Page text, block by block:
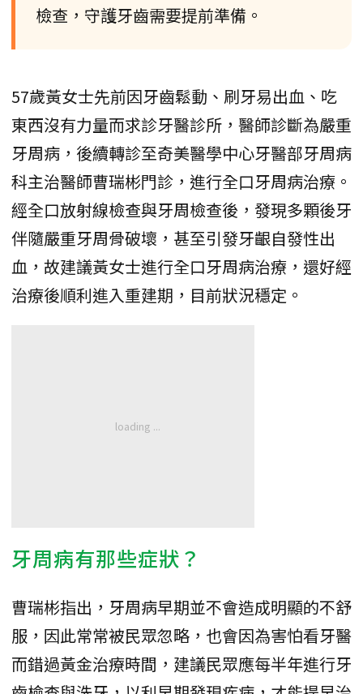
檢查，守護牙齒需要提前準備。
57歲黃女士先前因牙齒鬆動、刷牙易出血、吃
東西沒有力量而求診牙醫診所，醫師診斷為嚴重
牙周病，後續轉診至奇美醫學中心牙醫部牙周病
科主治醫師曹瑞彬門診，進行全口牙周病治療。
經全口放射線檢查與牙周檢查後，發現多顆後牙
伴隨嚴重牙周骨破壞，甚至引發牙齦自發性出
血，故建議黃女士進行全口牙周病治療，還好經
治療後順利進入重建期，目前狀況穩定。
牙周病有那些症狀？
曹瑞彬指出，牙周病早期並不會造成明顯的不舒
服，因此常常被民眾忽略，也會因為害怕看牙醫
而錯過黃金治療時間，建議民眾應每半年進行牙